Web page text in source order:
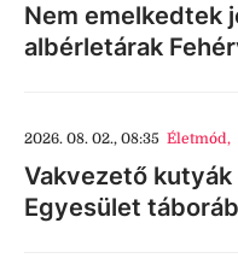
Nem emelkedtek
albérletárak
2026. 08. 02., 08:35 Életmód,
Vakvezető kutyák
Egyesület